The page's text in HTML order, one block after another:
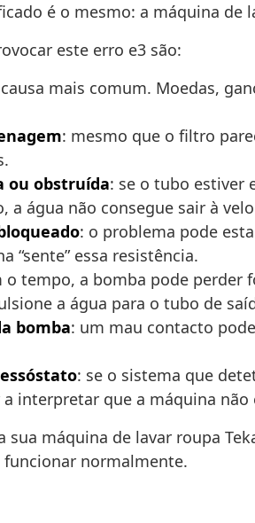
é o mesmo: a máquina
este erro e3 são:
mais comum. Moedas,
: mesmo que o filtro
ou obstruída: se o tubo estiver
água não consegue sair à
: o problema pode
“sente” essa resistência.
o tempo, a bomba pode perder
a água para o tubo de
bomba: um mau contacto
: se o sistema que
interpretar que a máquina
sua máquina de lavar roupa
normalmente.